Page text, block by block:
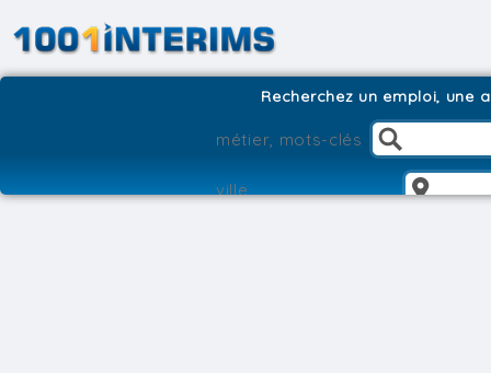
Recherchez un emploi, une